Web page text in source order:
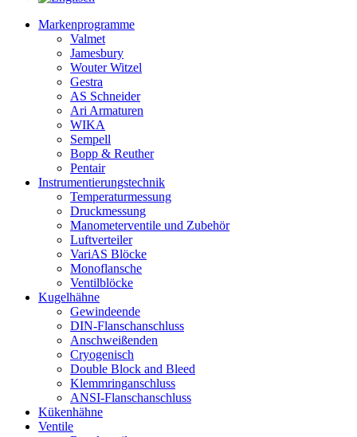
Markenprogramme
Valmet
Jamesbury
Wouter Witzel
Gestra
AS Schneider
Ari Armaturen
WIKA
Sempell
Bopp & Reuther
Pentair
Instrumentierungs­technik
Temperaturmessung
Druckmessung
Manometerventile und Zubehör
Luftverteiler
VariAS Blöcke
Monoflansche
Ventilblöcke
Kugelhähne
Gewindeende
DIN-Flanschanschluss
Anschweißenden
Cryogenisch
Double Block and Bleed
Klemmringanschluss
ANSI-Flanschanschluss
Kükenhähne
Ventile